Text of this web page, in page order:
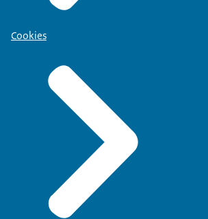
Cookies